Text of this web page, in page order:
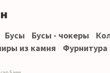
Бусы Бусы - чокеры
из камня Фурнитура